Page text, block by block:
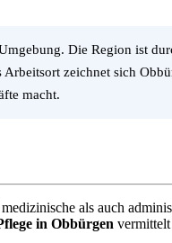
Die Region ist
zeichnet sich
macht.
als auch
in Obbürgen